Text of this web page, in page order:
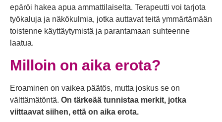
epäröi hakea apua ammattilaiselta. Terapeutti voi tarjota
työkaluja ja näkökulmia, jotka auttavat teitä ymmärtämään
toistenne käyttäytymistä ja parantamaan suhteenne
laatua.
Milloin on aika erota?
Eroaminen on vaikea päätös, mutta joskus se on
välttämätöntä. On tärkeää tunnistaa merkit, jotka
viittaavat siihen, että on aika erota.